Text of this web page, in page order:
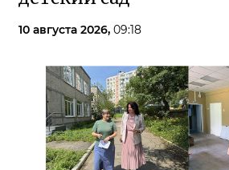
10 августа 2026, 09:18